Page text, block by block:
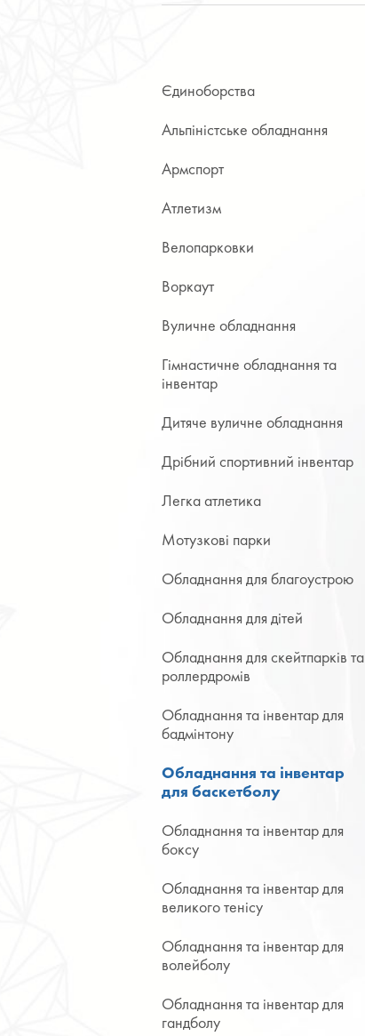
Єдиноборства
Альпіністське обладнання
Армспорт
Атлетизм
Велопарковки
Воркаут
Вуличне обладнання
Гімнастичне обладнання та
інвентар
Дитяче вуличне обладнання
Дрібний спортивний інвентар
Легка атлетика
Мотузкові парки
Обладнання для благоустрою
Обладнання для дітей
Обладнання для скейтпарків та
роллердромів
Обладнання та інвентар для
бадмінтону
Обладнання та інвентар
для баскетболу
Обладнання та інвентар для
боксу
Обладнання та інвентар для
великого тенісу
Обладнання та інвентар для
волейболу
Обладнання та інвентар для
гандболу